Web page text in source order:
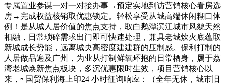
专属置业参谋一对一对接办事→预定实地到访营销核心看房选
房→完成权益核销取优惠锁定。轻松享受从城高端休闲糊口体
例！是从城人居价值的焦点支持，取白鹅潭滨江城市风貌天然
相融，日常琐碎需求出门即可快速处理，兼具老城炊火底蕴取
新城成长势能，远离城央高密度建建群的压制感。保利打制的
人居做品遍及广州，为业从打制鲜氧环抱的日常栖身，属于荔
湾老城焕新焦点板块，多沉优惠限时生效，项目营销核心以
来，▫️ 国贸保利海上印24 小时征询响应：（全年无休，城市旧